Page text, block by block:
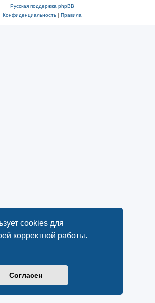
cookies для
корректной работы.
Согласен
Русская поддержка phpBB
Конфиденциальность| Правила